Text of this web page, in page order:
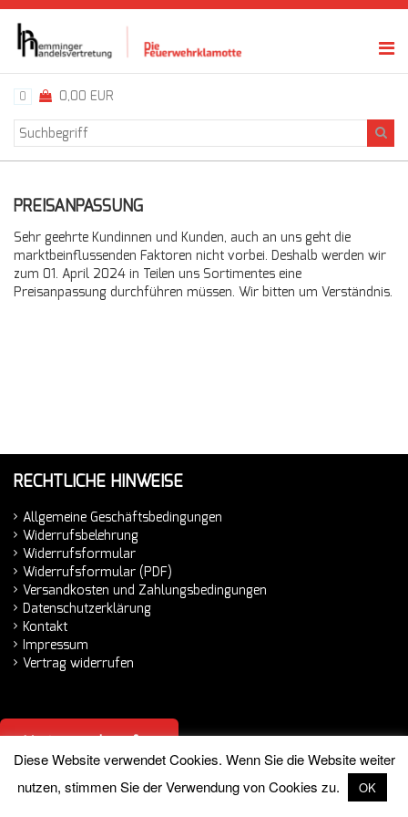
0 0,00 EUR
PREISANPASSUNG
Sehr geehrte Kundinnen und Kunden, auch an uns geht die
marktbeinflussenden Faktoren nicht vorbei. Deshalb werden wir
zum 01. April 2024 in Teilen uns Sortimentes eine
Preisanpassung durchführen müssen. Wir bitten um Verständnis.
RECHTLICHE HINWEISE
Allgemeine Geschäftsbedingungen
Widerrufsbelehrung
Widerrufsformular
Widerrufsformular (PDF)
Versandkosten und Zahlungsbedingungen
Datenschutzerklärung
Kontakt
Impressum
Vertrag widerrufen
Vertrag widerrufen
© 2026 Hemminger Handelsvertretung
Diese Website verwendet Cookies. Wenn Sie die Website weiter
nutzen, stimmen Sie der Verwendung von Cookies zu.
OK